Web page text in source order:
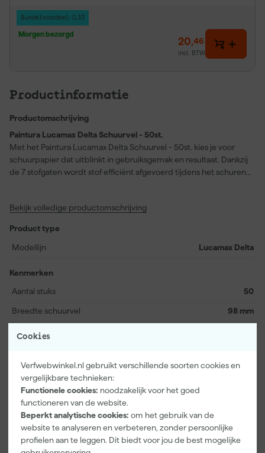
Cookies
Verfwebwinkel.nl gebruikt verschillende soorten cookies en
vergelijkbare technieken:
Functionele cookies: noodzakelijk voor het goed
functioneren van de website.
Beperkt analytische cookies: om het gebruik van de
website te analyseren en verbeteren, zonder persoonlijke
profielen aan te leggen. Dit biedt voor jou de best mogelijke
Bundelvoordeel: 0,33
Morgen bezorgd
20,46
incl. BTW
Productinformatie
Productomschrijving
Paintura Lucamax Delta Schuurvel - 50st.
Met het Paintura Lucamax Delta Schuurvel - 50st. kies je voor
schuurpapier dat uitblinkt in gebruiksgemak en resultaat. Dankzij
de 7 stofgaten wordt stof efficiënt afgevoerd tijdens het schuren,
Delta schuurmachines, zoals Festool, Rupes, Makita, Metabo,
De premium kwaliteit van het papier in combinatie met de
speciale antivollooplaag voorkomt dat schuurkorrels snel breken
controle over je resultaat, of je nu fijne afwerkingen of grover
Bekijk volledige productomschrijving
Product type
Modellijn
Lucamax Delta
Kenmerken
Aantal stuks
50
Breedte schuurvel 98 mm
Geschikt voor machine
Bekijk alle kenmerken
Vaak gekocht met